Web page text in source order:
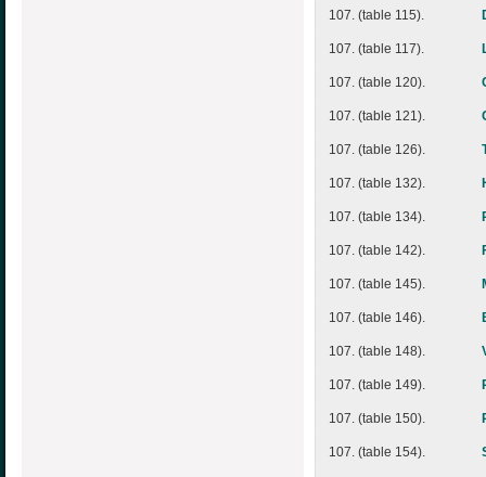
107. (table 115).
107. (table 117).
107. (table 120).
107. (table 121).
107. (table 126).
107. (table 132).
107. (table 134).
107. (table 142).
107. (table 145).
107. (table 146).
107. (table 148).
107. (table 149).
107. (table 150).
107. (table 154).